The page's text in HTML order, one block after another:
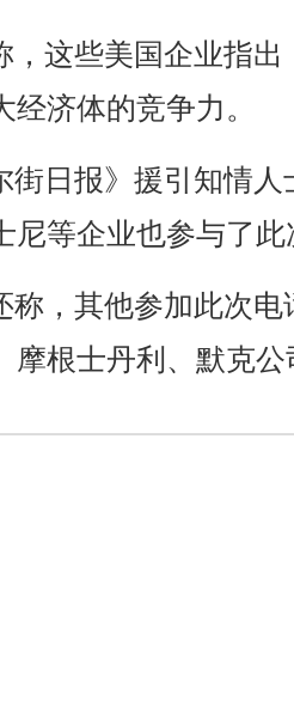
，这些美国企业指
济体的竞争力。
街日报》援引知情
尼等企业也参与了
称，其他参加此次
摩根士丹利、默克